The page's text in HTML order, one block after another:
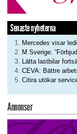
Senaste nyheterna
Mercedes visar
M Sverige:
Lätta lastbilar
CEVA: Bättre
Citira utökar
Annonser